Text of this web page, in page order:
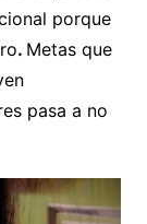
porque
. Metas que
pasa a no